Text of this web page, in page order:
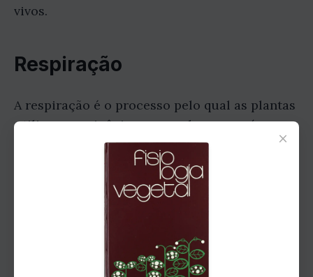
vivos.
Respiração
A respiração é o processo pelo qual as plantas
utilizam o oxigênio para quebrar os açúcares
e liberar energia. É um processo essencial
para a vida das plantas, pois fornece a energia
necessária para o crescimento e
desenvolvimento.
×